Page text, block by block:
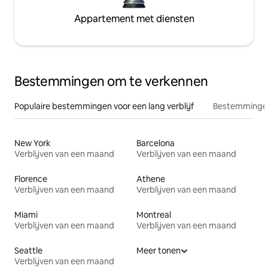
Appartement met diensten
Bestemmingen om te verkennen
Populaire bestemmingen voor een lang verblijf
New York
Verblijven van een maand
Barcelona
Verblijven van een maand
Florence
Verblijven van een maand
Athene
Verblijven van een maand
Miami
Verblijven van een maand
Montreal
Verblijven van een maand
Seattle
Verblijven van een maand
Meer tonen